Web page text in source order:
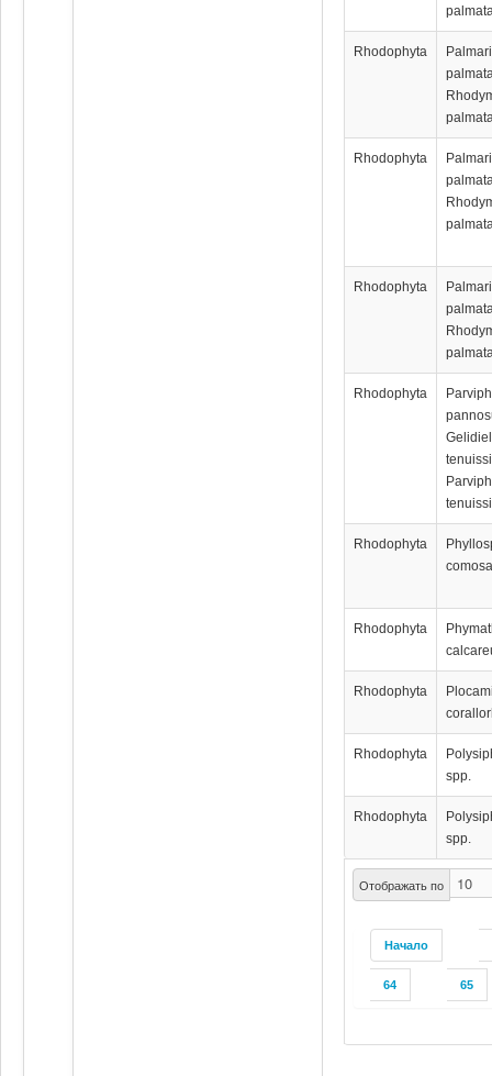
Отображать по
Начало
64 65
Rhodophyta
Rhodophyta
Rhodophyta
Rhodophyta
Rhodophyta
Rhodophyta
Rhodophyta
Rhodophyta
spp.
Rhodophyta
spp.